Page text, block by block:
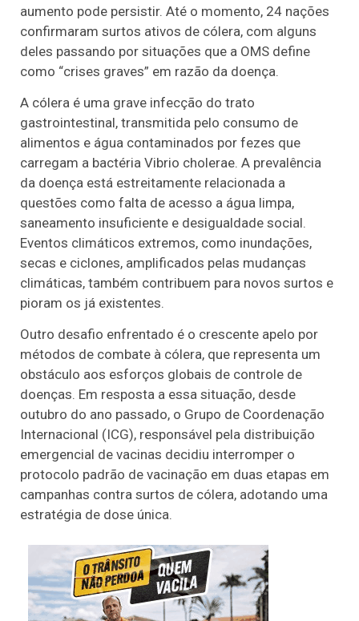
aumento pode persistir. Até o momento, 24 nações
confirmaram surtos ativos de cólera, com alguns
deles passando por situações que a OMS define
como “crises graves” em razão da doença.
A cólera é uma grave infecção do trato
gastrointestinal, transmitida pelo consumo de
alimentos e água contaminados por fezes que
carregam a bactéria Vibrio cholerae. A prevalência
da doença está estreitamente relacionada a
questões como falta de acesso a água limpa,
saneamento insuficiente e desigualdade social.
Eventos climáticos extremos, como inundações,
secas e ciclones, amplificados pelas mudanças
climáticas, também contribuem para novos surtos e
pioram os já existentes.
Outro desafio enfrentado é o crescente apelo por
métodos de combate à cólera, que representa um
obstáculo aos esforços globais de controle de
doenças. Em resposta a essa situação, desde
outubro do ano passado, o Grupo de Coordenação
Internacional (ICG), responsável pela distribuição
emergencial de vacinas decidiu interromper o
protocolo padrão de vacinação em duas etapas em
campanhas contra surtos de cólera, adotando uma
estratégia de dose única.